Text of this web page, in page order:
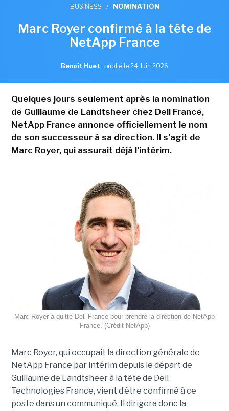
BUSINESS / NOMINATION
Marc Royer confirmé à la tête de
NetApp France
Benoît Huet , publié le 24 Juin 2026
Quelques jours seulement après la nomination
de Guillaume de Landtsheer chez Dell France,
NetApp France annonce officiellement le nom
de son successeur à sa direction. Il s'agit de
Marc Royer, qui assurait déjà l'intérim.
Marc Royer a quitté Dell France pour prendre la direction de NetApp
France. (Crédit NetApp)
Marc Royer, qui occupait la direction générale de
NetApp France par intérim depuis le départ de
Guillaume de Landtsheer à la tête de Dell
Technologies France, vient d’être confirmé à ce
poste dans un communiqué. Il dirigera donc la